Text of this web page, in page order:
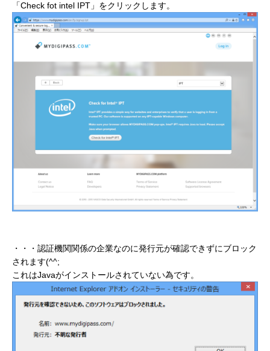
「Check fot intel IPT」をクリックします。
・・・認証機関関係の企業なのに発行元が確認できずにブロック
されます(^^;
これはJavaがインストールされていない為です。